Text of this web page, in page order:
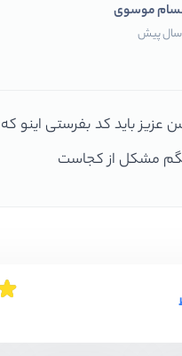
موسوی
عزیز باید کد بفرستی اینو
مشکل از کجاست